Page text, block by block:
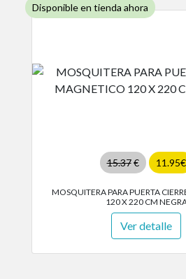
Disponible en tienda ahora
15.37€ 11.95€
MOSQUITERA PARA PUERTA
120 X 220 CM
Ver detalle